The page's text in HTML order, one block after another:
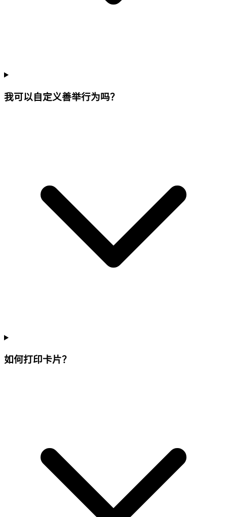
我可以自定义善举行为吗？
如何打印卡片？